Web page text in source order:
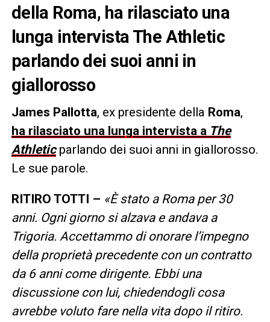
della Roma, ha rilasciato una
lunga intervista The Athletic
parlando dei suoi anni in
giallorosso
James Pallotta, ex presidente della Roma,
ha rilasciato una lunga intervista aThe
Athleticparlando dei suoi anni in giallorosso.
Le sue parole.
RITIRO TOTTI – «È stato a Roma per 30
anni. Ogni giorno si alzava e andava a
Trigoria. Accettammo di onorare l’impegno
della proprietà precedente con un contratto
da 6 anni come dirigente. Ebbi una
discussione con lui, chiedendogli cosa
avrebbe voluto fare nella vita dopo il ritiro.